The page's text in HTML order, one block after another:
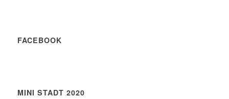
FACEBOOK
MINI STADT 2020